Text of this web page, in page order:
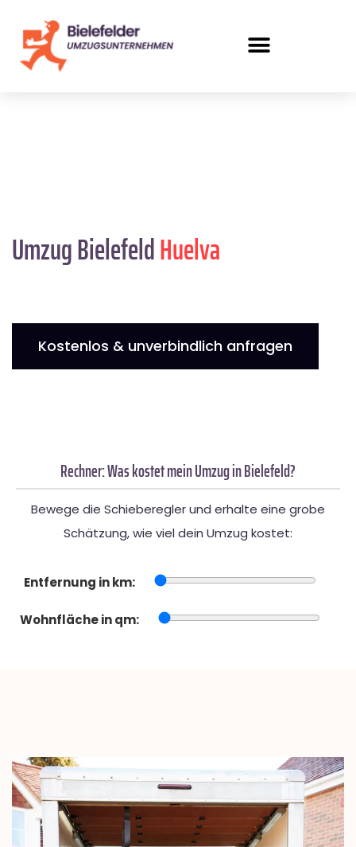
Umzug BielefeldHuelva
Kostenlos & unverbindlich anfragen
Rechner: Was kostet mein Umzug in Bielefeld?
Bewege die Schieberegler und erhalte eine grobe
Schätzung, wie viel dein Umzug kostet:
Entfernung in km:
Wohnfläche in qm: